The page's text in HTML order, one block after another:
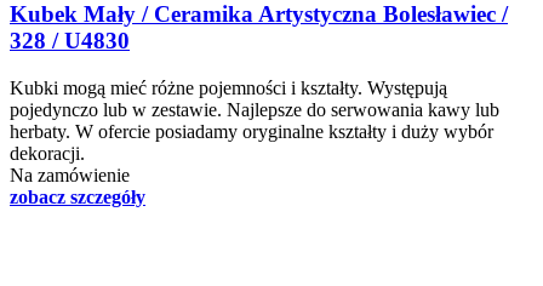
Kubek Mały / Ceramika Artystyczna Bolesławiec /
328 / U4830
Kubki mogą mieć różne pojemności i kształty. Występują
pojedynczo lub w zestawie. Najlepsze do serwowania kawy lub
herbaty. W ofercie posiadamy oryginalne kształty i duży wybór
dekoracji.
Na zamówienie
zobacz szczegóły